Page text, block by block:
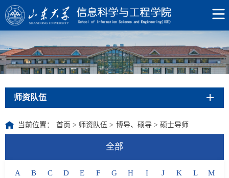
师资队伍
当前位置： 首页 > 师资队伍 > 博导、硕导 > 硕士导师
全部
A B C D E F G H I J K L
M